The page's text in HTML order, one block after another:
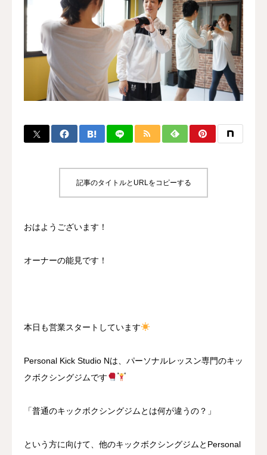
記事のタイトルとURLをコピーする
おはようございます！
オーナーの能見です！
本日も営業スタートしています
Personal Kick Studio Nは、パーソナルレッスン専門のキッ
クボクシングジムです
「普通のキックボクシングジムとは何が違うの？」
という方に向けて、他のキックボクシングジムとPersonal
ACCESS